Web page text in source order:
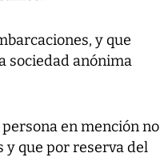
y que
sociedad anónima
en mención no
y que por reserva del